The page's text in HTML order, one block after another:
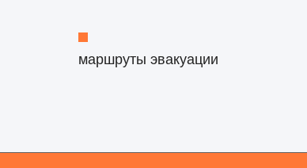
маршруты эвакуации